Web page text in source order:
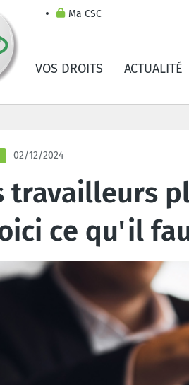
Ma CSC
VOS DROITS ACTUALITÉ
02/12/2024
travailleurs
ce qu'il